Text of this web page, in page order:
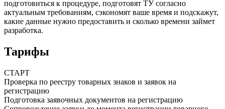
подготовиться к процедуре, подготовят ТУ согласно
актуальным требованиям, сэкономят ваше время и подскажут,
какие данные нужно предоставить и сколько времени займет
разработка.
Тарифы
СТАРТ
Проверка по реестру товарных знаков и заявок на
регистрацию
Подготовка заявочных документов на регистрацию